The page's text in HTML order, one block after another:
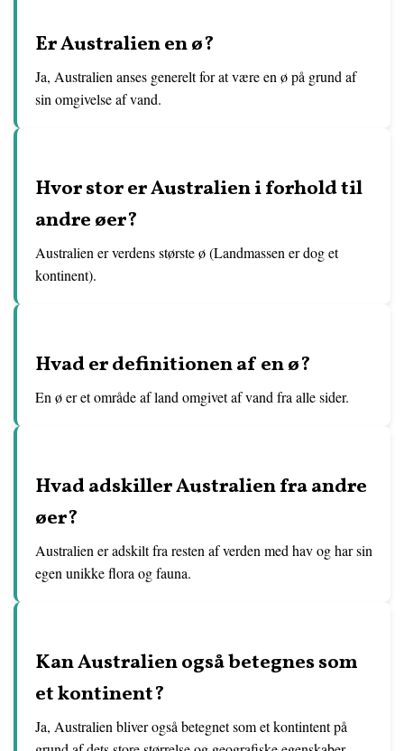
Er Australien en ø?
Ja, Australien anses generelt for at være en ø på grund af
sin omgivelse af vand.
Hvor stor er Australien i forhold til
andre øer?
Australien er verdens største ø (Landmassen er dog et
kontinent).
Hvad er definitionen af en ø?
En ø er et område af land omgivet af vand fra alle sider.
Hvad adskiller Australien fra andre
øer?
Australien er adskilt fra resten af verden med hav og har sin
egen unikke flora og fauna.
Kan Australien også betegnes som
et kontinent?
Ja, Australien bliver også betegnet som et kontintent på